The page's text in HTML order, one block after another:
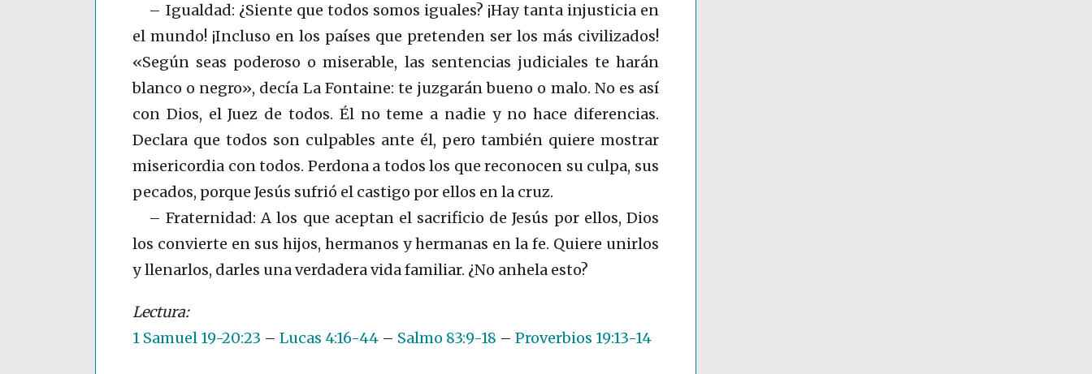
– Igualdad: ¿Siente que todos somos iguales? ¡Hay tanta injusticia en
el mundo! ¡Incluso en los países que pretenden ser los más civilizados!
«Según seas poderoso o miserable, las sentencias judiciales te harán
blanco o negro», decía La Fontaine: te juzgarán bueno o malo. No es así
con Dios, el Juez de todos. Él no teme a nadie y no hace diferencias.
Declara que todos son culpables ante él, pero también quiere mostrar
misericordia con todos. Perdona a todos los que reconocen su culpa, sus
pecados, porque Jesús sufrió el castigo por ellos en la cruz.
– Fraternidad: A los que aceptan el sacrificio de Jesús por ellos, Dios
los convierte en sus hijos, hermanos y hermanas en la fe. Quiere unirlos
y llenarlos, darles una verdadera vida familiar. ¿No anhela esto?
1 Samuel 19-20:23 – Lucas 4:16-44 – Salmo 83:9-18 – Proverbios 19:13-14